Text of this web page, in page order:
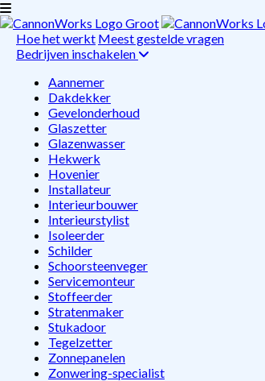
Hoe het werkt Meest gestelde vragen
Bedrijven inschakelen
Aannemer
Dakdekker
Gevelonderhoud
Glaszetter
Glazenwasser
Hekwerk
Hovenier
Installateur
Interieurbouwer
Interieurstylist
Isoleerder
Schilder
Schoorsteenveger
Servicemonteur
Stoffeerder
Stratenmaker
Stukadoor
Tegelzetter
Zonnepanelen
Zonwering-specialist